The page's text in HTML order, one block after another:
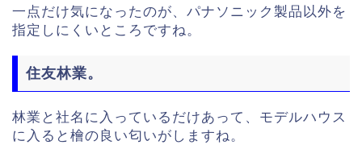
一点だけ気になったのが、パナソニック製品以外を
指定しにくいところですね。
住友林業。
林業と社名に入っているだけあって、モデルハウス
に入ると檜の良い匂いがしますね。